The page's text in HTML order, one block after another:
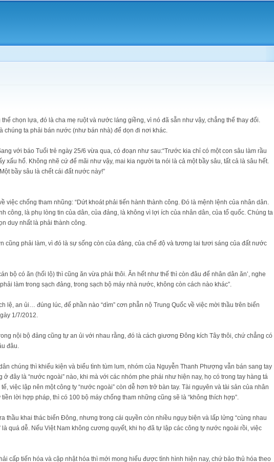
chọn lựa, đó là cha mẹ ruột và nước láng giềng, vì nó đã sẵn như vậy, chẳng thể thay đổi.
ta phải bán nước (như bán nhà) để dọn đi nơi khác.
với báo Tuổi trẻ ngày 25/6 vừa qua, có đoạn như sau:“Trước kia chỉ có một con sâu làm rầu
xấu hổ. Không nhẽ cứ để mãi như vậy, mai kia người ta nói là cả một bầy sâu, tất cả là sâu hết.
bầy sâu là chết cái đất nước này!”
việc chống tham nhũng: “Dứt khoát phải tiến hành thành công. Ðó là mệnh lệnh của nhân dân.
công, là phụ lòng tin của dân, của đảng, là không vì lợi ích của nhân dân, của tổ quốc. Chúng ta
duy nhất là phải thành công.
cũng phải làm, vì đó là sự sống còn của đảng, của chế độ và tương lai tươi sáng của đất nước
bộ có ăn (hối lộ) thì cũng ăn vừa phải thôi. Ăn hết như thế thì còn đâu để nhân dân ăn’, nghe
làm trong sạch đảng, trong sạch bộ máy nhà nước, không còn cách nào khác”.
lệ, an ủi… đúng lúc, để phần nào “dìm” cơn phẫn nộ Trung Quốc về việc mời thầu trên biển
1/7/2012.
nội bộ đảng cũng tự an ủi với nhau rằng, đó là cách giương Đông kích Tây thôi, chứ chẳng có
đâu.
chúng thì khiếu kiện và biểu tình tùm lum, nhóm của Nguyễn Thanh Phượng vẫn bán sang tay
ở đây là “nước ngoài” nào, khi mà với các nhóm phe phái như hiện nay, họ có trong tay hàng tá
việc lập nên một công ty “nước ngoài” còn dễ hơn trở bàn tay. Tài nguyên và tài sản của nhân
lời hợp pháp, thì có 100 bộ máy chống tham những cũng sẽ là “không thích hợp”.
thầu khai thác biển Đông, nhưng trong cái quyền còn nhiều ngụy biện và lấp lửng “cùng nhau
là quá dễ. Nếu Việt Nam không cương quyết, khi họ đã tự lập các công ty nước ngoài rồi, việc
cấp tiến hóa và cập nhật hóa thì mới mong hiểu được tình hình hiện nay, chứ bảo thủ hóa theo